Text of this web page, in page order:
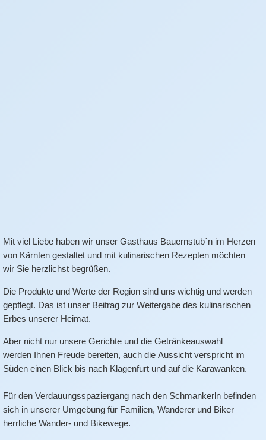
Mit viel Liebe haben wir unser Gasthaus Bauernstub´n im Herzen
von Kärnten gestaltet und mit kulinarischen Rezepten möchten
wir Sie herzlichst begrüßen.
Die Produkte und Werte der Region sind uns wichtig und werden
gepflegt. Das ist unser Beitrag zur Weitergabe des kulinarischen
Erbes unserer Heimat.
Aber nicht nur unsere Gerichte und die Getränkeauswahl
werden Ihnen Freude bereiten, auch die Aussicht verspricht im
Süden einen Blick bis nach Klagenfurt und auf die Karawanken.
Für den Verdauungsspaziergang nach den Schmankerln befinden
sich in unserer Umgebung für Familien, Wanderer und Biker
herrliche Wander- und Bikewege.